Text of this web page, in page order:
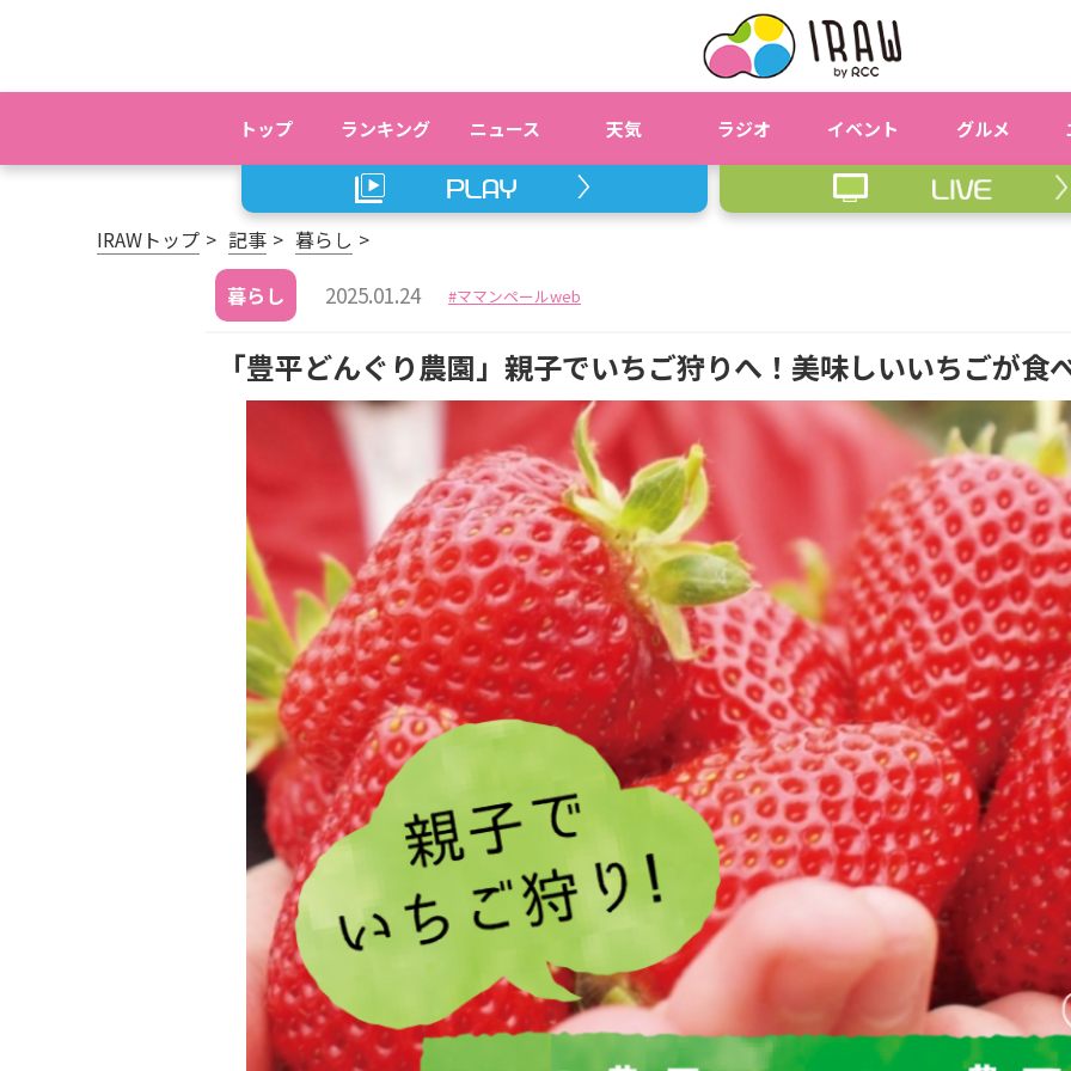
トップ ランキング ニュース 天気 ラジオ イベント グルメ
IRAWトップ 記事
暮らし
暮らし
2025.01.24 ママンペールweb
「豊平どんぐり農園」親子でいちご狩りへ！美味しいいちごが食